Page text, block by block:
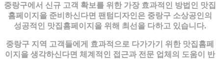
중랑구에서 신규 고객 확보를 위한 가장 효과적인 방법인 맛집
홈페이지을 준비하신다면 팬텀디자인은 중랑구 소상공인의
성공적인 맛집홈페이지을 위해 최선을 다하고 있습니다.
중랑구 지역 고객들에게 효과적으로 다가가기 위한 맛집홈페
이지을 생각하신다면 체계적인 접근과 전문 업체의 도움이 반